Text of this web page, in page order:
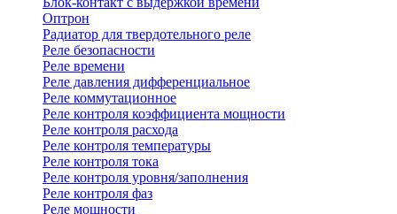
Оптрон
Радиатор для твердотельного реле
Реле безопасности
Реле времени
Реле давления дифференциальное
Реле коммутационное
Реле контроля коэффициента мощности
Реле контроля расхода
Реле контроля температуры
Реле контроля тока
Реле контроля уровня/заполнения
Реле контроля фаз
Реле мощности